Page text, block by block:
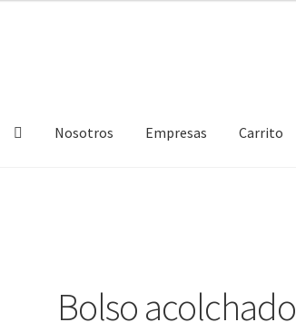
Nosotros Empresas Carrito
Bolso acolchado